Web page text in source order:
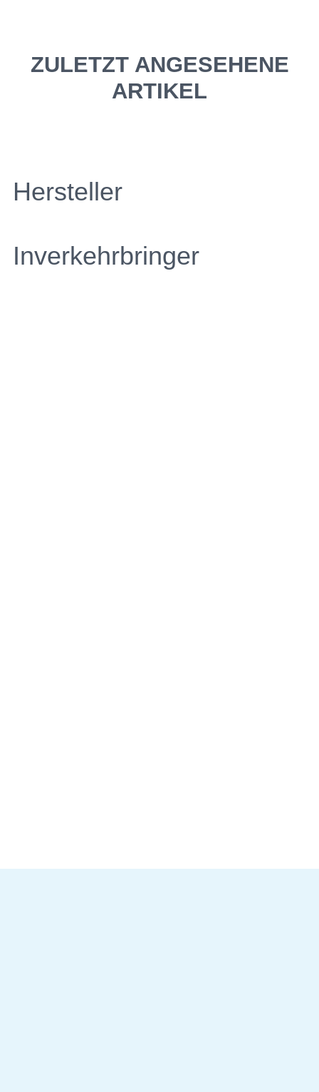
ZULETZT ANGESEHENE
ARTIKEL
Hersteller
Inverkehrbringer